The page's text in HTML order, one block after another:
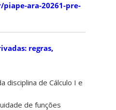
ara-20261-pre-
regras,
disciplina de Cálculo I e
de funções